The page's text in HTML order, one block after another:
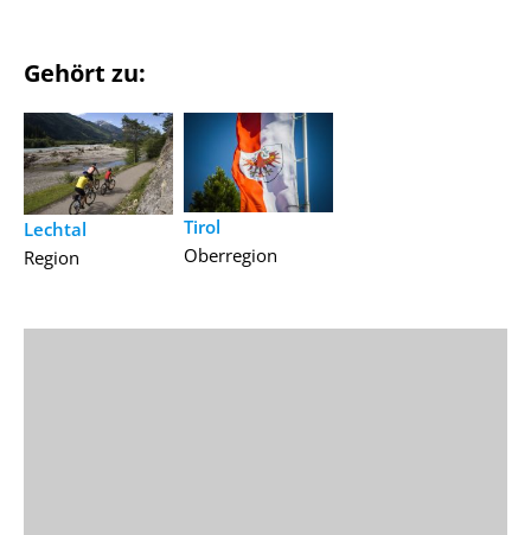
Gehört zu:
Lechtal
Region
Tirol
Oberregion